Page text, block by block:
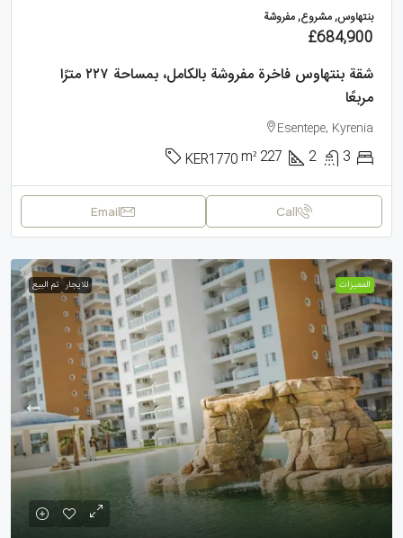
بنتهاوس, مشروع, مفروشة
£684,900
شقة بنتهاوس فاخرة مفروشة بالكامل، بمساحة ٢٢٧ مترًا
مربعًا
Esentepe, Kyrenia
3
2
227
m²
KER1770
Call
Email
الممیزات للايجار تم البيع